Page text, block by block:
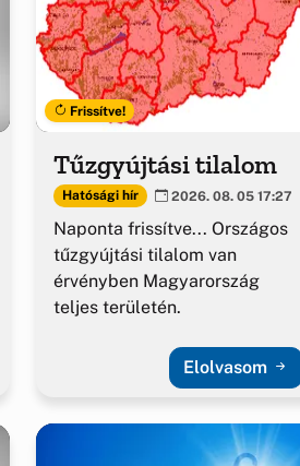
Frissítve!
Tűzgyújtási tilalom
Hatósági hír 2026. 08. 05 17:27
Naponta frissítve... Országos
tűzgyújtási tilalom van
érvényben Magyarország
teljes területén.
Elolvasom